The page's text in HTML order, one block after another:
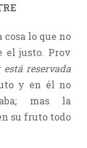
cosa lo que no
el justo. Prov
reservada
y en él no
mas la
su fruto todo